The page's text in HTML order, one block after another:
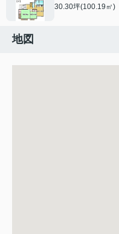
30.30坪(100.19㎡)
地図